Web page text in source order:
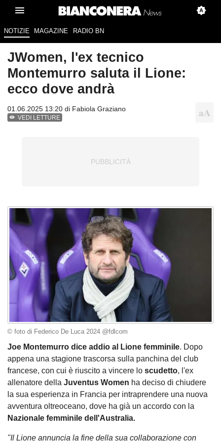
NOTIZIE MAGAZINE RADIO BN
JWomen, l'ex tecnico
Montemurro saluta il Lione:
ecco dove andrà
01.06.2025 13:20 di Fabiola Graziano
VEDI LETTURE
© foto di Federico De Luca 2024 @fdlcom
Joe Montemurro dice addio al Lione femminile. Dopo
appena una stagione trascorsa sulla panchina del club
francese, con cui è riuscito a vincere lo scudetto, l'ex
allenatore della Juventus Women ha deciso di chiudere
la sua esperienza in Francia per intraprendere una nuova
avventura oltreoceano, dove ha già un accordo con la
Nazionale femminile dell'Australia.
"Il Lione annuncia la fine della sua collaborazione con